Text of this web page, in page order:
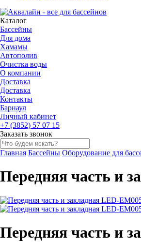
Каталог
Бассейны
Для дома
Хамамы
Автополив
Очистка воды
О компании
Доставка
Доставка
Контакты
Барнаул
Личный кабинет
+7 (3852) 57 07 15
Заказать звонок
Главная Бассейны Оборудование для
Передняя часть и
Передняя часть и